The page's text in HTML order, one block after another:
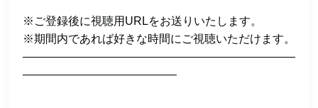
※ご登録後に視聴用URLをお送りいたします。
※期間内であれば好きな時間にご視聴いただけます。
————————————————————————
—————————————–